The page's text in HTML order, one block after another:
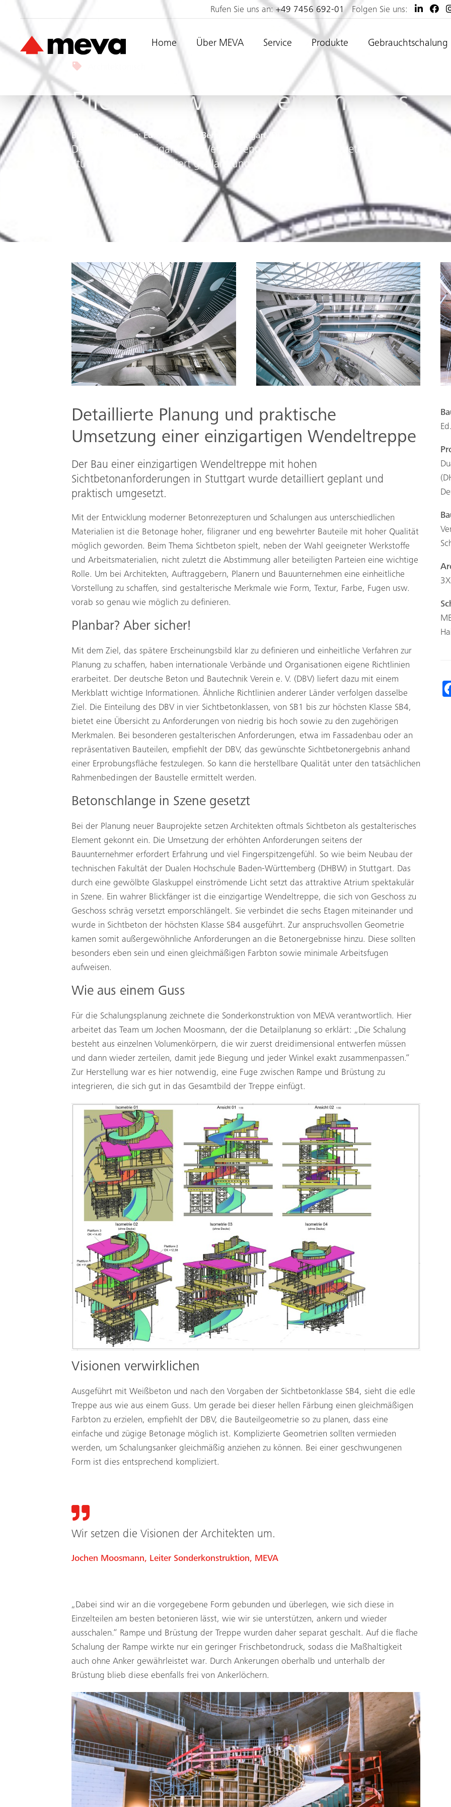
Rufen Sie uns an:+49 7456 692-01 Folgen Sie uns:
Home Über MEVA Service Produkte Gebrauchtschalung
Blickfang wie aus einem Guss
Bauunternehmen: Ed. Züblin AG, Bereich Stuttgart (D)
Der Bau einer einzigartigen Wendeltreppe mit hohen Sichtbetonanforderungen in
Stuttgart wurde detailliert geplant und praktisch umgesetzt.
Detaillierte Planung und praktische
Umsetzung einer einzigartigen Wendeltreppe
Der Bau einer einzigartigen Wendeltreppe mit hohen
Sichtbetonanforderungen in Stuttgart wurde detailliert geplant und
praktisch umgesetzt.
Mit der Entwicklung moderner Betonrezepturen und Schalungen aus unterschiedlichen
Materialien ist die Betonage hoher, filigraner und eng bewehrter Bauteile mit hoher Qualität
möglich geworden. Beim Thema Sichtbeton spielt, neben der Wahl geeigneter Werkstoffe
und Arbeitsmaterialien, nicht zuletzt die Abstimmung aller beteiligten Parteien eine wichtige
Rolle. Um bei Architekten, Auftraggebern, Planern und Bauunternehmen eine einheitliche
Vorstellung zu schaffen, sind gestalterische Merkmale wie Form, Textur, Farbe, Fugen usw.
vorab so genau wie möglich zu definieren.
Planbar? Aber sicher!
Mit dem Ziel, das spätere Erscheinungsbild klar zu definieren und einheitliche Verfahren zur
Planung zu schaffen, haben internationale Verbände und Organisationen eigene Richtlinien
erarbeitet. Der deutsche Beton­ und Bautechnik Verein e. V. (DBV) liefert dazu mit einem
Merkblatt wichtige Informationen. Ähnliche Richtlinien anderer Länder verfolgen dasselbe
Ziel. Die Einteilung des DBV in vier Sichtbetonklassen, von SB1 bis zur höchsten Klasse SB4,
bietet eine Übersicht zu Anforderungen von niedrig bis hoch sowie zu den zugehörigen
Merkmalen. Bei besonderen gestalterischen Anforderungen, etwa im Fassadenbau oder an
repräsentativen Bauteilen, empfiehlt der DBV, das gewünschte Sichtbetonergebnis anhand
einer Erprobungsfläche festzulegen. So kann die herstellbare Qualität unter den tatsächlichen
Rahmenbedingen der Baustelle ermittelt werden.
Betonschlange in Szene gesetzt
Bei der Planung neuer Bauprojekte setzen Architekten oftmals Sichtbeton als gestalterisches
Element gekonnt ein. Die Umsetzung der erhöhten Anforderungen seitens der
Bauunternehmer erfordert Erfahrung und viel Fingerspitzengefühl. So wie beim Neubau der
technischen Fakultät der Dualen Hochschule Baden­-Württemberg (DHBW) in Stuttgart. Das
durch eine gewölbte Glaskuppel einströmende Licht setzt das attraktive Atrium spektakulär
in Szene. Ein wahrer Blickfänger ist die einzigartige Wendeltreppe, die sich von Geschoss zu
Geschoss schräg versetzt emporschlängelt. Sie verbindet die sechs Etagen miteinander und
wurde in Sichtbeton der höchsten Klasse SB4 ausgeführt. Zur anspruchsvollen Geometrie
kamen somit außergewöhnliche Anforderungen an die Betonergebnisse hinzu. Diese sollten
besonders eben sein und einen gleichmäßigen Farbton sowie minimale Arbeitsfugen
aufweisen.
Wie aus einem Guss
Für die Schalungsplanung zeichnete die Sonderkonstruktion von MEVA verantwortlich. Hier
arbeitet das Team um Jochen Moosmann, der die Detailplanung so erklärt: „Die Schalung
besteht aus einzelnen Volumenkörpern, die wir zuerst dreidimensional entwerfen müssen
und dann wieder zerteilen, damit jede Biegung und jeder Winkel exakt zusammenpassen.“
Zur Herstellung war es hier notwendig, eine Fuge zwischen Rampe und Brüstung zu
integrieren, die sich gut in das Gesamtbild der Treppe einfügt.
Visionen verwirklichen
Ausgeführt mit Weißbeton und nach den Vorgaben der Sichtbetonklasse SB4, sieht die edle
Treppe aus wie aus einem Guss. Um gerade bei dieser hellen Färbung einen gleichmäßigen
Farbton zu erzielen, empfiehlt der DBV, die Bauteilgeometrie so zu planen, dass eine
einfache und zügige Betonage möglich ist. Komplizierte Geometrien sollten vermieden
werden, um Schalungsanker gleichmäßig anziehen zu können. Bei einer geschwungenen
Form ist dies entsprechend kompliziert.
Wir setzen die Visionen der Architekten um.
Jochen Moosmann, Leiter Sonderkonstruktion, MEVA
„Dabei sind wir an die vorgegebene Form gebunden und überlegen, wie sich diese in
Einzelteilen am besten betonieren lässt, wie wir sie unterstützen, ankern und wieder
ausschalen.“ Rampe und Brüstung der Treppe wurden daher separat geschalt. Auf die flache
Schalung der Rampe wirkte nur ein geringer Frischbetondruck, sodass die Maßhaltigkeit
auch ohne Anker gewährleistet war. Durch Ankerungen oberhalb und unterhalb der
Brüstung blieb diese ebenfalls frei von Ankerlöchern.